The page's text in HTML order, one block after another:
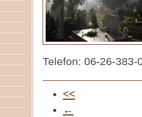
Telefon: 06-26-383-
<<
←